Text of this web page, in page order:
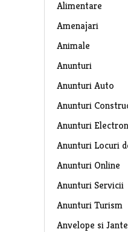
Alimentare
Amenajari
Animale
Anunturi
Anunturi Auto
Anunturi
Anunturi
Anunturi Locuri
Anunturi Online
Anunturi Servicii
Anunturi Turism
Anvelope si Jante